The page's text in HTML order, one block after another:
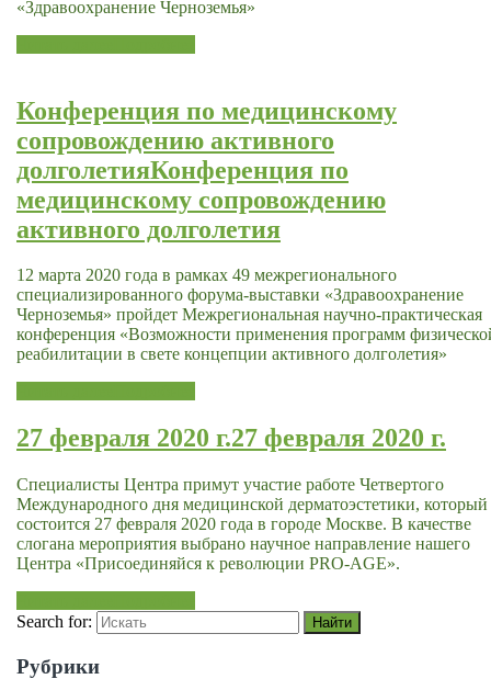
«Здравоохранение Черноземья»
Конференция по медицинскому
сопровождению активного
долголетияКонференция по
медицинскому сопровождению
активного долголетия
12 марта 2020 года в рамках 49 межрегионального
специализированного форума-выставки «Здравоохранение
Черноземья» пройдет Межрегиональная научно-практическая
конференция «Возможности применения программ
реабилитации в свете концепции активного долголетия»
27 февраля 2020 г.27 февраля 2020 г.
Специалисты Центра примут участие работе Четвертого
Международного дня медицинской дерматоэстетики, который
состоится 27 февраля 2020 года в городе Москве. В качестве
слогана мероприятия выбрано научное направление нашего
Центра «Присоединяйся к революции PRO-AGE».
Search for:
Рубрики